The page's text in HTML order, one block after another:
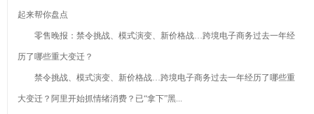
起来帮你盘点
零售晚报：禁令挑战、模式演变、新价格战…跨境电子商务过去一年经
历了哪些重大变迁？
禁令挑战、模式演变、新价格战…跨境电子商务过去一年经历了哪些重
大变迁？阿里开始抓情绪消费？已“拿下”黑...